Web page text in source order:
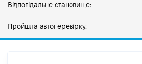
Відповідальне становище:
Пройшла автоперевірку: